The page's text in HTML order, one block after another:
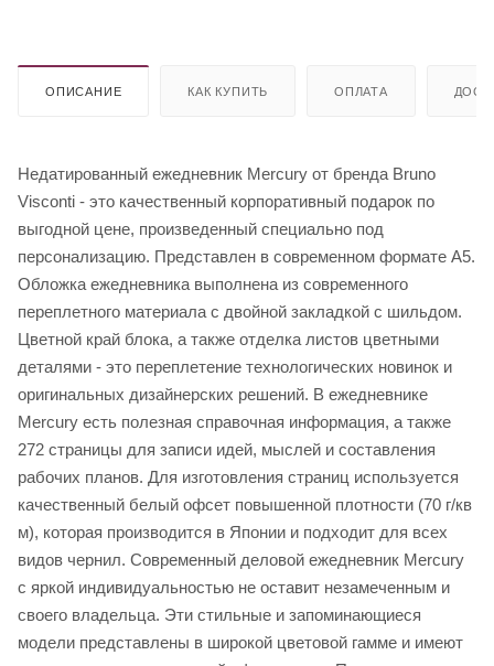
ОПИСАНИЕ КАК КУПИТЬ ОПЛАТА
Недатированный ежедневник Mercury от бренда Bruno
Visconti - это качественный корпоративный подарок по
выгодной цене, произведенный специально под
персонализацию. Представлен в современном формате А5.
Обложка ежедневника выполнена из современного
переплетного материала с двойной закладкой с шильдом.
Цветной край блока, а также отделка листов цветными
деталями - это переплетение технологических новинок и
оригинальных дизайнерских решений. В ежедневнике
Mercury есть полезная справочная информация, а также
272 страницы для записи идей, мыслей и составления
рабочих планов. Для изготовления страниц используется
качественный белый офсет повышенной плотности (70 г/кв
м), которая производится в Японии и подходит для всех
видов чернил. Современный деловой ежедневник Mercury
с яркой индивидуальностью не оставит незамеченным и
своего владельца. Эти стильные и запоминающиеся
модели представлены в широкой цветовой гамме и имеют